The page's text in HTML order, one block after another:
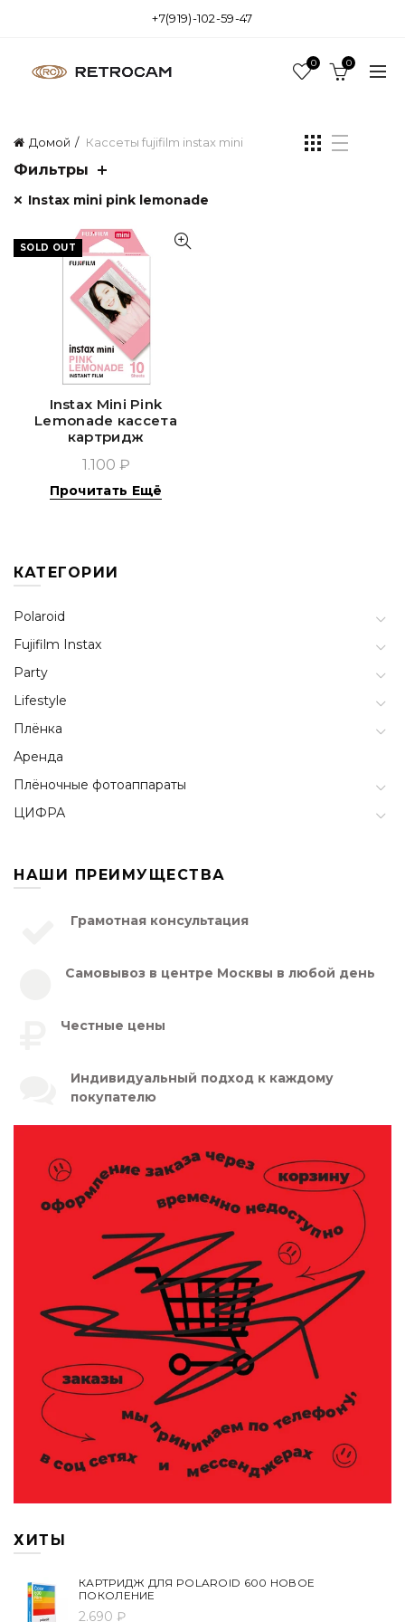
+7(919)-102-59-47
0 0
Домой Кассеты fujifilm instax mini
Фильтры
Instax mini pink lemonade
SOLD OUT
Instax Mini Pink
Lemonade кассета
картридж
1.100 ₽
Прочитать Ещё
КАТЕГОРИИ
Polaroid
Fujifilm Instax
Party
Lifestyle
Плёнка
Аренда
Плёночные фотоаппараты
ЦИФРА
НАШИ ПРЕИМУЩЕСТВА
Грамотная консультация
Самовывоз в центре Москвы в любой день
Честные цены
Индивидуальный подход к каждому
покупателю
ХИТЫ
КАРТРИДЖ ДЛЯ POLAROID 600 НОВОЕ
ПОКОЛЕНИЕ
2.690 ₽